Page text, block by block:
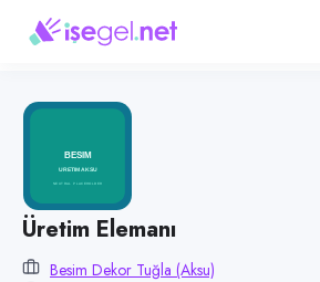
Pozisyon
Üretim Elemanı
Besim Dekor Tuğla (Aksu)
Kategori
Üretim & İmalat
Konum
Aksu, Antalya
Üretim Elemanı
Besim Dekor Tuğla (Aksu)